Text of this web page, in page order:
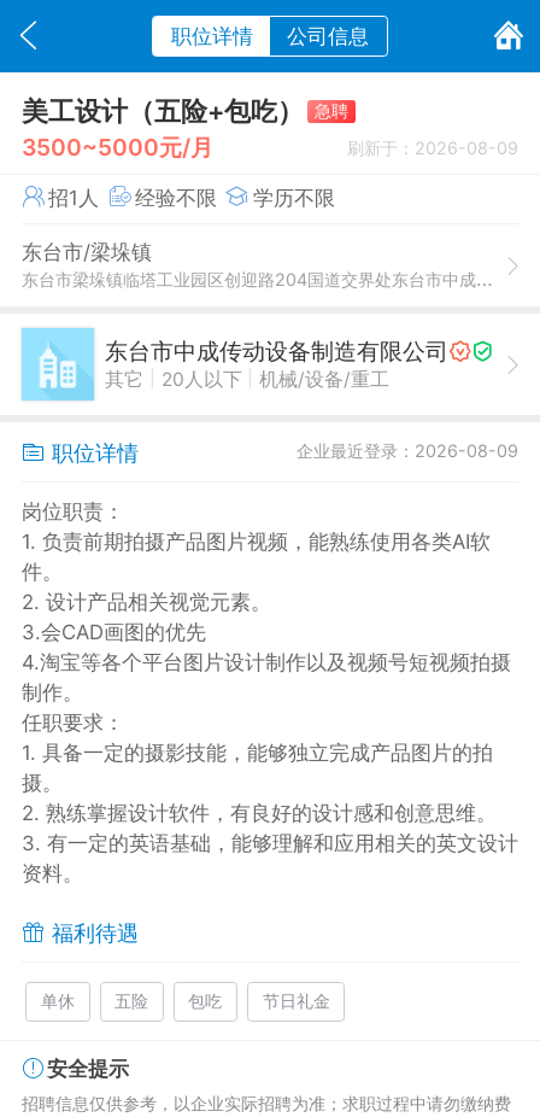
职位详情 公司信息
美工设计（五险+包吃） 急聘
3500~5000元/月 刷新于：2026-08-09
招1人 经验不限 学历不限
东台市/梁垛镇
东台市梁垛镇临塔工业园区创迎路204国道交界处东台市中成传动设备制造有限公司
东台市中成传动设备制造有限公司
其它 20人以下 机械/设备/重工
职位详情 企业最近登录：2026-08-09
岗位职责：
1. 负责前期拍摄产品图片视频，能熟练使用各类AI软
件。
2. 设计产品相关视觉元素。
3.会CAD画图的优先
4.淘宝等各个平台图片设计制作以及视频号短视频拍摄
制作。
任职要求：
1. 具备一定的摄影技能，能够独立完成产品图片的拍
摄。
2. 熟练掌握设计软件，有良好的设计感和创意思维。
3. 有一定的英语基础，能够理解和应用相关的英文设计
资料。
福利待遇
单休 五险 包吃 节日礼金
安全提示
招聘信息仅供参考，以企业实际招聘为准；求职过程中请勿缴纳费